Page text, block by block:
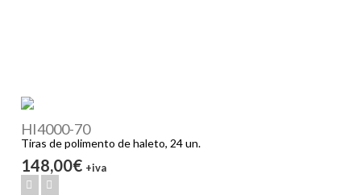
HI4000-70
Tiras de polimento de haleto, 24 un.
148,00€ +iva